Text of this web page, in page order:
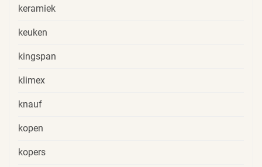
keramiek
keuken
kingspan
klimex
knauf
kopen
kopers